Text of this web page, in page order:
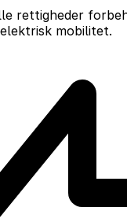
rettigheder
mobilitet.